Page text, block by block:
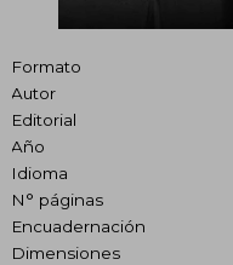
Formato
Autor
Editorial
Año
Idioma
N° páginas
Encuadernación
Dimensiones